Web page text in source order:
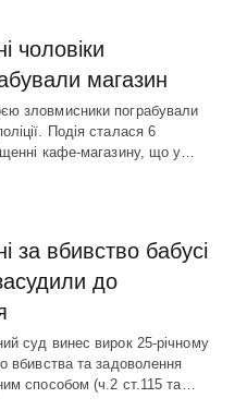
чоловіки
магазин
зловмисники пограбували
Подія сталася 6
кафе-магазину, що у…
за вбивство бабусі
до
суд винес вирок 25-річному
вбивства та задоволення
способом (ч.2 ст.115 та…